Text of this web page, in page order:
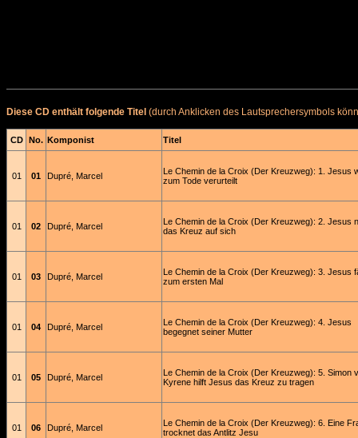
Diese CD enthält folgende Titel (durch Anklicken des Lautsprechersymbols
CD No. Komponist Titel
01 01 Dupré, Marcel
Le Chemin de la Croix (Der Kreuzweg): 1. Jesus
zum Tode verurteilt
01 02 Dupré, Marcel
Le Chemin de la Croix (Der Kreuzweg): 2. Jesus
das Kreuz auf sich
01 03 Dupré, Marcel
Le Chemin de la Croix (Der Kreuzweg): 3. Jesus
zum ersten Mal
01 04 Dupré, Marcel
Le Chemin de la Croix (Der Kreuzweg): 4. Jesus
begegnet seiner Mutter
01 05 Dupré, Marcel
Le Chemin de la Croix (Der Kreuzweg): 5. Simon
Kyrene hilft Jesus das Kreuz zu tragen
01 06 Dupré, Marcel
Le Chemin de la Croix (Der Kreuzweg): 6. Eine
trocknet das Antlitz Jesu